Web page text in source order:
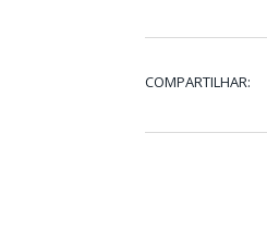
COMPARTILHAR: